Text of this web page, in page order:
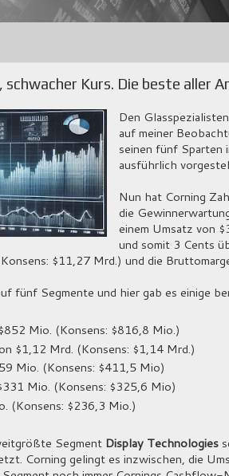
schwacher Kurs. Die beste aller
Den Glasspezialisten
auf meiner
seinen fünf Sparten
ausführlich
Nun hat Corning
die
einem Umsatz von
und somit 3 Cents
$11,27 Mrd.) und die
fünf Segmente und hier gab es einige
Mio. (Konsens: $816,8 Mio.)
$1,12 Mrd. (Konsens: $1,14 Mrd.)
Mio. (Konsens: $411,5 Mio)
Mio. (Konsens: $325,6 Mio)
(Konsens: $236,3 Mio.)
Segment Display Technologies
Corning gelingt es inzwischen, die